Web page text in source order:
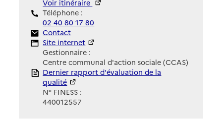
Voir itinéraire
Téléphone :
02 40 80 17 80
Contact
Contact
Site Internet
Site internet
Gestionnaire :
Centre communal d'action sociale (CCAS)
Rapport HAS
Dernier rapport d'évaluation de la
qualité
N° FINESS :
440012557